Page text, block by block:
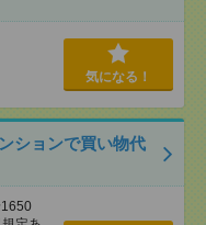
気になる！
ションで買い物代